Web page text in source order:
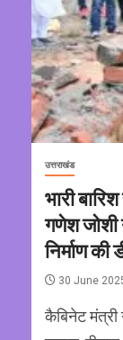
उत्तराखंड
भारी
गणेश जोशी
निर्माण
30 June
कैबिनेट मंत्री